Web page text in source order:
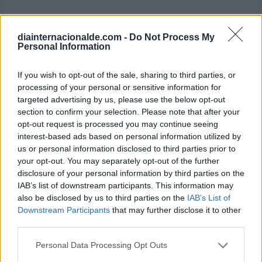
diainternacionalde.com - Do Not Process My
Personal Information
If you wish to opt-out of the sale, sharing to third parties, or
processing of your personal or sensitive information for
targeted advertising by us, please use the below opt-out
section to confirm your selection. Please note that after your
opt-out request is processed you may continue seeing
interest-based ads based on personal information utilized by
us or personal information disclosed to third parties prior to
your opt-out. You may separately opt-out of the further
disclosure of your personal information by third parties on the
IAB’s list of downstream participants. This information may
also be disclosed by us to third parties on the IAB’s List of
Downstream Participants that may further disclose it to other
Personal Data Processing Opt Outs